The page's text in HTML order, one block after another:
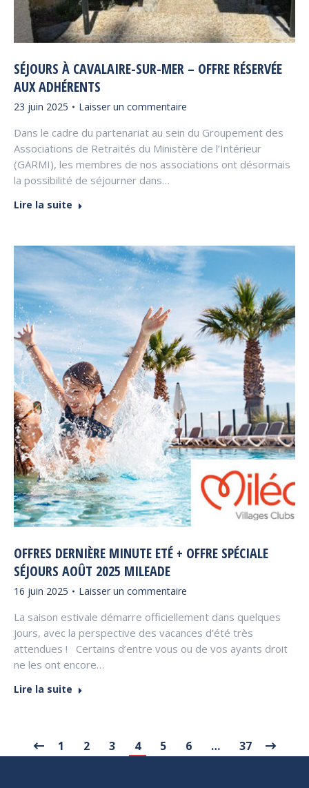
SÉJOURS À CAVALAIRE-SUR-MER – OFFRE RÉSERVÉE
AUX ADHÉRENTS
23 juin 2025 Laisser un commentaire
Dans le cadre du partenariat au sein du Groupement des
Associations de Retraités du Ministère de l’Intérieur
(GARMI), les membres de nos associations ont désormais
la possibilité de séjourner dans…
Lire la suite
OFFRES DERNIÈRE MINUTE ETÉ + OFFRE SPÉCIALE
SÉJOURS AOÛT 2025 MILEADE
16 juin 2025 Laisser un commentaire
La saison estivale démarre officiellement dans quelques
jours, avec la perspective des vacances d’été très
attendues ! Certains d’entre vous ou de vos ayants droit
ne les ont encore…
Lire la suite
1 2 3 4 5 6 … 37